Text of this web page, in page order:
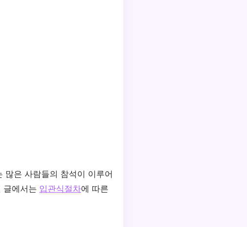
많은 사람들의 참석이 이루어
글에서는 입관식절차에 따른